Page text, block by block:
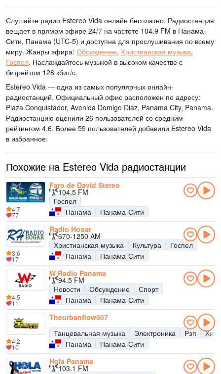
Слушайте радио Estereo Vida онлайн бесплатно. Радиостанция
вещает в прямом эфире 24/7 на частоте 104.9 FM в Панама-
Сити, Панама (UTC-5) и доступна для прослушивания по всему
миру. Жанры эфира: Обсуждение, Христианская музыка,
Госпел. Наслаждайтесь музыкой в высоком качестве с
битрейтом 128 кбит/с.
Estereo Vida — одна из самых популярных онлайн-
радиостанций. Официальный офис расположен по адресу:
Plaza Conquistador, Avenida Domigo Diaz, Panama City, Panama.
Радиостанцию оценили 26 пользователей со средним
рейтингом 4.6. Более 59 пользователей добавили Estereo Vida
в избранное.
Похожие на Estereo Vida радиостанции
Faro de David Stereo
104.5 FM
Госпел
Панама
Панама-Сити
4.7
77
Radio Hogar
670-1250 AM
Христианская музыка
Культура
Госпел
Панама
Панама-Сити
3.6
17
W Radio Panama
94.5 FM
Новости
Обсуждение
Спорт
Панама
Панама-Сити
4.5
11
Theurbanflow507
Танцевальная музыка
Электроника Рэп
Панама
Панама-Сити
4.2
10
Hola Panama
103.1 FM